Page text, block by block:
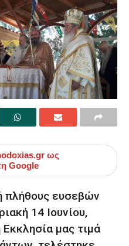
ως
Google
πλήθους ευσεβών
14 Ιουνίου,
μας τιμά